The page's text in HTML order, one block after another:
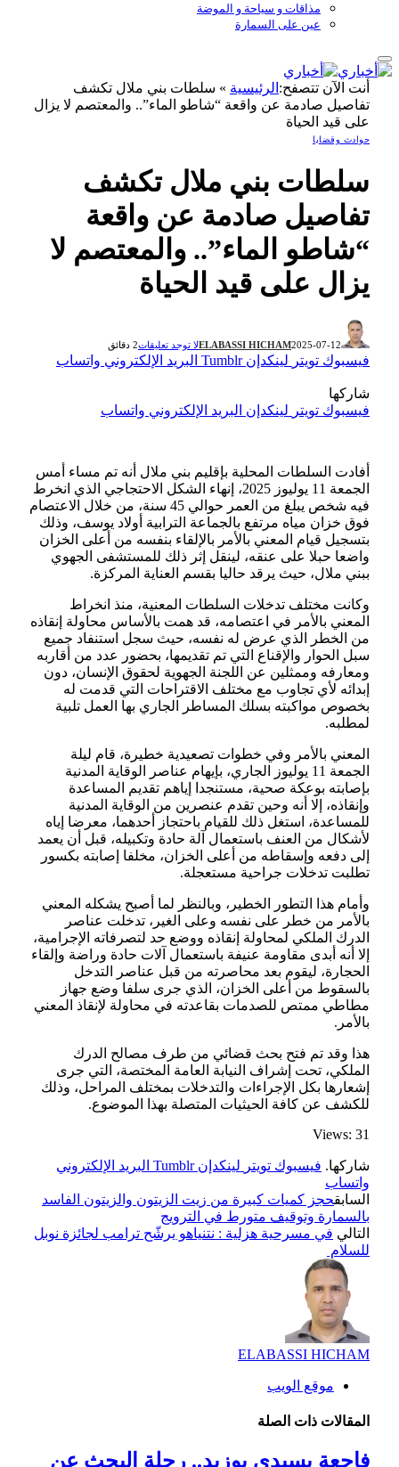
مذاقات و سياحة و الموضة
عين على السمارة
أنت الآن تتصفح:الرئيسية»سلطات بني ملال تكشف
تفاصيل صادمة عن واقعة “شاطو الماء”.. والمعتصم لا يزال
على قيد الحياة
حوادث وقضايا
سلطات بني ملال تكشف
تفاصيل صادمة عن واقعة
“شاطو الماء”.. والمعتصم لا
يزال على قيد الحياة
ELABASSI HICHAM2025-07-12 لا توجد تعليقات2 دقائق
فيسبوك تويتر لينكدإن Tumblr البريد الإلكتروني واتساب
شاركها
فيسبوك تويتر لينكدإن البريد الإلكتروني واتساب
أفادت السلطات المحلية بإقليم بني ملال أنه تم مساء أمس
الجمعة 11 يوليوز 2025، إنهاء الشكل الاحتجاجي الذي انخرط
فيه شخص يبلغ من العمر حوالي 45 سنة، من خلال الاعتصام
فوق خزان مياه مرتفع بالجماعة الترابية أولاد يوسف، وذلك
بتسجيل قيام المعني بالأمر بالإلقاء بنفسه من أعلى الخزان
واضعا حبلا على عنقه، لينقل إثر ذلك للمستشفى الجهوي
ببني ملال، حيث يرقد حاليا بقسم العناية المركزة.
وكانت مختلف تدخلات السلطات المعنية، منذ انخراط
المعني بالأمر في اعتصامه، قد همت بالأساس محاولة إنقاذه
من الخطر الذي عرض له نفسه، حيث سجل استنفاد جميع
سبل الحوار والإقناع التي تم تقديمها، بحضور عدد من أقاربه
ومعارفه وممثلين عن اللجنة الجهوية لحقوق الإنسان، دون
إبدائه لأي تجاوب مع مختلف الاقتراحات التي قدمت له
بخصوص مواكبته بسلك المساطر الجاري بها العمل تلبية
لمطلبه.
المعني بالأمر وفي خطوات تصعيدية خطيرة، قام ليلة
الجمعة 11 يوليوز الجاري، بإيهام عناصر الوقاية المدنية
بإصابته بوعكة صحية، مستنجدا إياهم تقديم المساعدة
وإنقاذه، إلا أنه وحين تقدم عنصرين من الوقاية المدنية
للمساعدة، استغل ذلك للقيام باحتجاز أحدهما، معرضا إياه
لأشكال من العنف باستعمال آلة حادة وتكبيله، قبل أن يعمد
إلى دفعه وإسقاطه من أعلى الخزان، مخلفا إصابته بكسور
تطلبت تدخلات جراحية مستعجلة.
وأمام هذا التطور الخطير، وبالنظر لما أصبح يشكله المعني
بالأمر من خطر على نفسه وعلى الغير، تدخلت عناصر
الدرك الملكي لمحاولة إنقاذه ووضع حد لتصرفاته الإجرامية،
إلا أنه أبدى مقاومة عنيفة باستعمال آلات حادة وراضة وإلقاء
الحجارة، ليقوم بعد محاصرته من قبل عناصر التدخل
بالسقوط من أعلى الخزان، الذي جرى سلفا وضع جهاز
مطاطي ممتص للصدمات بقاعدته في محاولة لإنقاذ المعني
بالأمر.
هذا وقد تم فتح بحث قضائي من طرف مصالح الدرك
الملكي، تحت إشراف النيابة العامة المختصة، التي جرى
إشعارها بكل الإجراءات والتدخلات بمختلف المراحل، وذلك
للكشف عن كافة الحيثيات المتصلة بهذا الموضوع.
Views: 31
شاركها. فيسبوك تويتر لينكدإن Tumblr البريد الإلكتروني
واتساب
السابقحجز كميات كبيرة من زيت الزيتون والزيتون الفاسد
بالسمارة وتوقيف متورط في الترويج
التالي في مسرحية هزلية : نتنياهو يرشّح ترامب لجائزة نوبل
للسلام
ELABASSI HICHAM
موقع الويب
المقالاتذات الصلة
فاجعة بسيدي بوزيد.. رحلة البحث عن